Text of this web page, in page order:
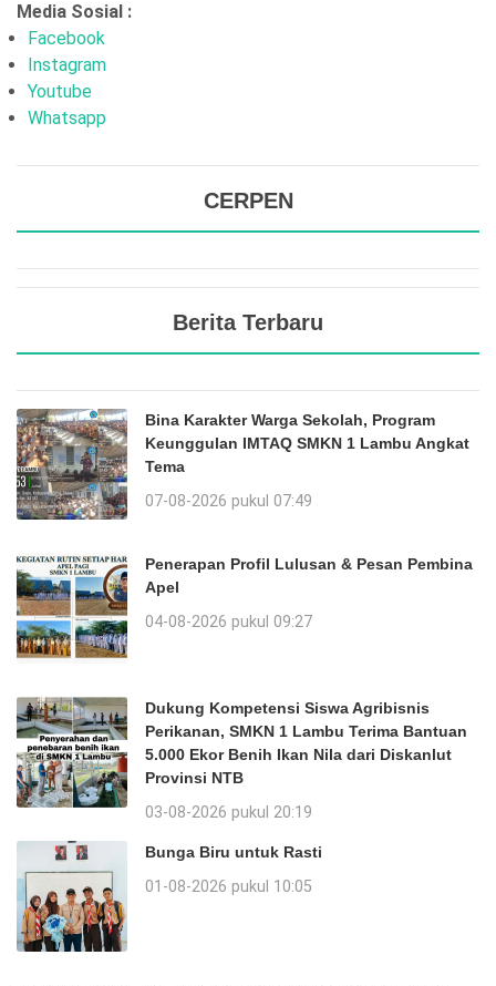
Media Sosial :
Facebook
Instagram
Youtube
Whatsapp
CERPEN
Berita Terbaru
Bina Karakter Warga Sekolah, Program
Keunggulan IMTAQ SMKN 1 Lambu Angkat
Tema
07-08-2026 pukul 07:49
Penerapan Profil Lulusan & Pesan Pembina
Apel
04-08-2026 pukul 09:27
Dukung Kompetensi Siswa Agribisnis
Perikanan, SMKN 1 Lambu Terima Bantuan
5.000 Ekor Benih Ikan Nila dari Diskanlut
Provinsi NTB
03-08-2026 pukul 20:19
Bunga Biru untuk Rasti
01-08-2026 pukul 10:05